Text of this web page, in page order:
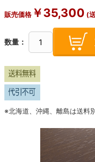
販売価格￥35,300 (
数量：
※北海道、沖縄、離島は送料